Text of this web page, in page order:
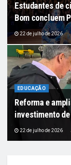
Estudantes de
Bom concluem
22 de julho de 2026
EDUCAÇÃO
Reforma e
investimento
22 de julho de 2026